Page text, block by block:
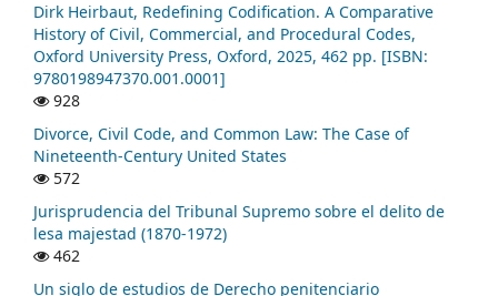
Dirk Heirbaut, Redefining Codification. A Comparative
History of Civil, Commercial, and Procedural Codes,
Oxford University Press, Oxford, 2025, 462 pp. [ISBN:
9780198947370.001.0001]
928
Divorce, Civil Code, and Common Law: The Case of
Nineteenth-Century United States
572
Jurisprudencia del Tribunal Supremo sobre el delito de
lesa majestad (1870-1972)
462
Un siglo de estudios de Derecho penitenciario